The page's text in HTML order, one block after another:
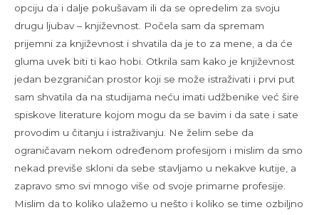
opciju da i dalje pokušavam ili da se opredelim za svoju
drugu ljubav – književnost. Počela sam da spremam
prijemni za književnost i shvatila da je to za mene, a da će
gluma uvek biti ti kao hobi. Otkrila sam kako je književnost
jedan bezgraničan prostor koji se može istraživati i prvi put
sam shvatila da na studijama neću imati udžbenike već šire
spiskove literature kojom mogu da se bavim i da sate i sate
provodim u čitanju i istraživanju. Ne želim sebe da
ograničavam nekom određenom profesijom i mislim da smo
nekad previše skloni da sebe stavljamo u nekakve kutije, a
zapravo smo svi mnogo više od svoje primarne profesije.
Mislim da to koliko ulažemo u nešto i koliko se time ozbiljno